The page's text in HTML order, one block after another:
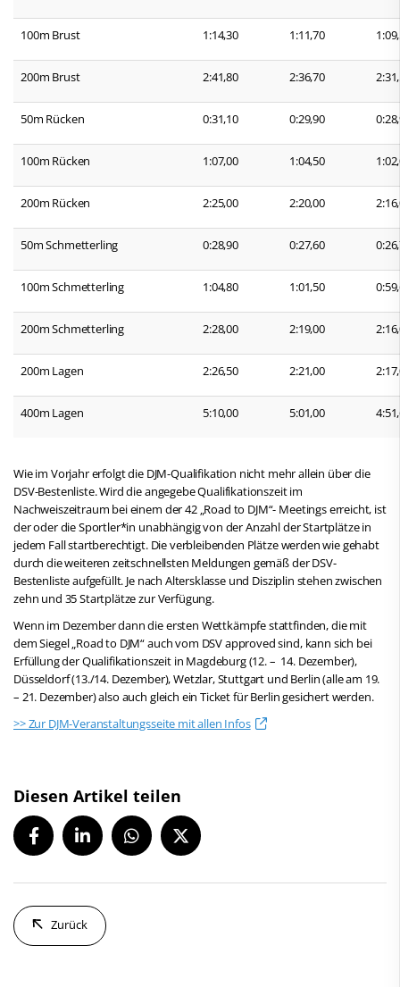
100m Brust 1:14,30 1:11,70
200m Brust 2:41,80 2:36,70
50m Rücken 0:31,10 0:29,90
100m Rücken 1:07,00 1:04,50
200m Rücken 2:25,00 2:20,00
50m Schmetterling 0:28,90 0:27,60
100m Schmetterling 1:04,80 1:01,50
200m Schmetterling 2:28,00 2:19,00
200m Lagen 2:26,50 2:21,00
400m Lagen 5:10,00 5:01,00
Wie im Vorjahr erfolgt die DJM-Qualifikation nicht mehr allein über die
DSV-Bestenliste. Wird die angegebe Qualifikationszeit im
Nachweiszeitraum bei einem der 42 „Road to DJM“- Meetings erreicht, ist
der oder die Sportler*in unabhängig von der Anzahl der Startplätze in
jedem Fall startberechtigt. Die verbleibenden Plätze werden wie gehabt
durch die weiteren zeitschnellsten Meldungen gemäß der DSV-
Bestenliste aufgefüllt. Je nach Altersklasse und Disziplin stehen zwischen
zehn und 35 Startplätze zur Verfügung.
Wenn im Dezember dann die ersten Wettkämpfe stattfinden, die mit
dem Siegel „Road to DJM“ auch vom DSV approved sind, kann sich bei
Erfüllung der Qualifikationszeit in Magdeburg (12. – 14. Dezember),
Düsseldorf (13./14. Dezember), Wetzlar, Stuttgart und Berlin (alle am 19.
– 21. Dezember) also auch gleich ein Ticket für Berlin gesichert werden.
>> Zur DJM-Veranstaltungsseite mit allen Infos
Diesen Artikel teilen
Zurück